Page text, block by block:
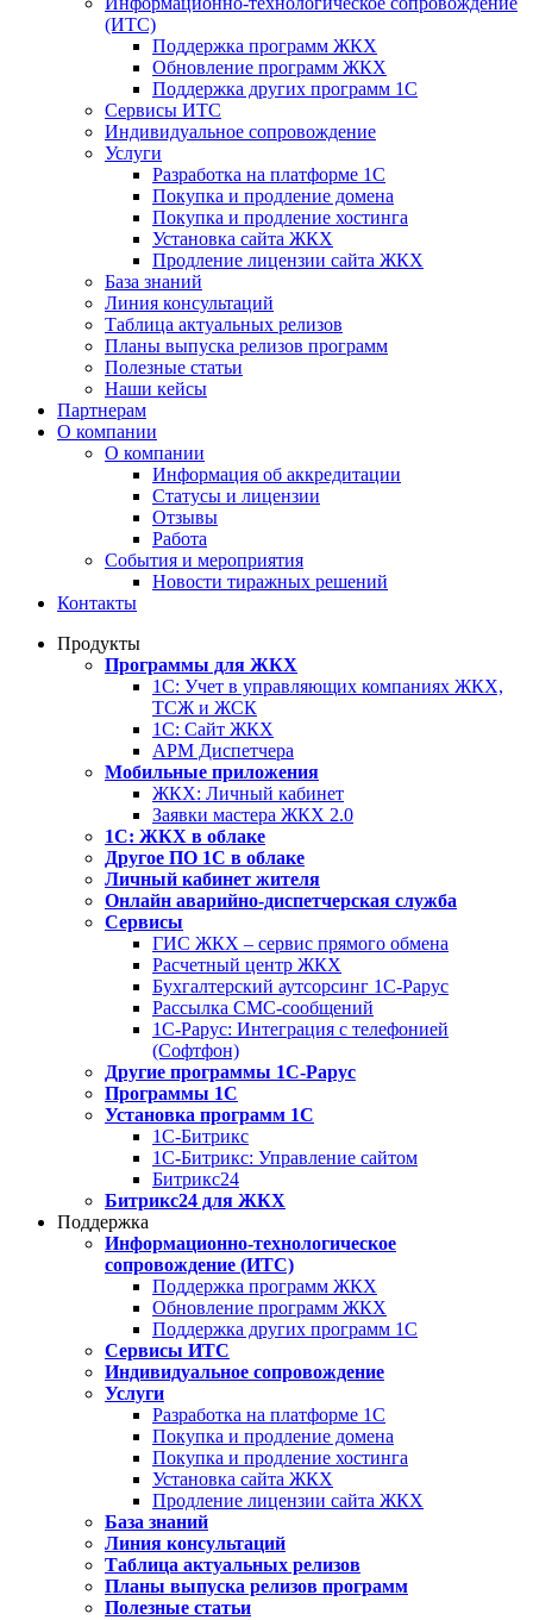
(ИТС)
Поддержка программ ЖКХ
Обновление программ ЖКХ
Поддержка других программ 1С
Сервисы ИТС
Индивидуальное сопровождение
Услуги
Разработка на платформе 1С
Покупка и продление домена
Покупка и продление хостинга
Установка сайта ЖКХ
Продление лицензии сайта ЖКХ
База знаний
Линия консультаций
Таблица актуальных релизов
Планы выпуска релизов программ
Полезные статьи
Наши кейсы
Партнерам
О компании
О компании
Информация об аккредитации
Статусы и лицензии
Отзывы
Работа
События и мероприятия
Новости тиражных решений
Контакты
Продукты
Программы для ЖКХ
1С: Учет в управляющих компаниях ЖКХ,
ТСЖ и ЖСК
1С: Сайт ЖКХ
АРМ Диспетчера
Мобильные приложения
ЖКХ: Личный кабинет
Заявки мастера ЖКХ 2.0
1С: ЖКХ в облаке
Другое ПО 1С в облаке
Личный кабинет жителя
Онлайн аварийно-диспетчерская служба
Сервисы
ГИС ЖКХ – сервис прямого обмена
Расчетный центр ЖКХ
Бухгалтерский аутсорсинг 1С-Рарус
Рассылка СМС-сообщений
1С-Рарус: Интеграция с телефонией
(Софтфон)
Другие программы 1С-Рарус
Программы 1С
Установка программ 1С
1С-Битрикс
1С-Битрикс: Управление сайтом
Битрикс24
Битрикс24 для ЖКХ
Поддержка
Информационно-технологическое
сопровождение (ИТС)
Поддержка программ ЖКХ
Обновление программ ЖКХ
Поддержка других программ 1С
Сервисы ИТС
Индивидуальное сопровождение
Услуги
Разработка на платформе 1С
Покупка и продление домена
Покупка и продление хостинга
Установка сайта ЖКХ
Продление лицензии сайта ЖКХ
База знаний
Линия консультаций
Таблица актуальных релизов
Планы выпуска релизов программ
Полезные статьи